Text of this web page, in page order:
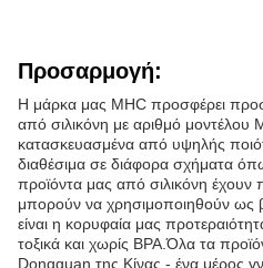
Προσαρμογή:
Η μάρκα μας MHC προσφέρει
από σιλικόνη με αριθμό μοντέλου
κατασκευασμένα από υψηλής
διαθέσιμα σε διάφορα σχήματα
προϊόντα μας από σιλικόνη έχουν
μπορούν να χρησιμοποιηθούν ως
είναι η κορυφαία μας
τοξικά και χωρίς BPA.Όλα τα
Dongguan της Κίνας - ένα μέρος